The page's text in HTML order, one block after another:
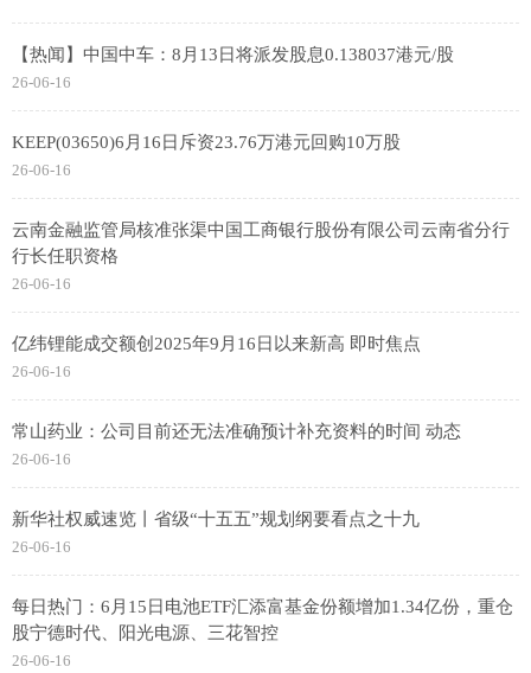
【热闻】中国中车：8月13日将派发股息0.138037港元/股
26-06-16
KEEP(03650)6月16日斥资23.76万港元回购10万股
26-06-16
云南金融监管局核准张渠中国工商银行股份有限公司云南省分行
行长任职资格
26-06-16
亿纬锂能成交额创2025年9月16日以来新高 即时焦点
26-06-16
常山药业：公司目前还无法准确预计补充资料的时间 动态
26-06-16
新华社权威速览丨省级“十五五”规划纲要看点之十九
26-06-16
每日热门：6月15日电池ETF汇添富基金份额增加1.34亿份，重仓
股宁德时代、阳光电源、三花智控
26-06-16